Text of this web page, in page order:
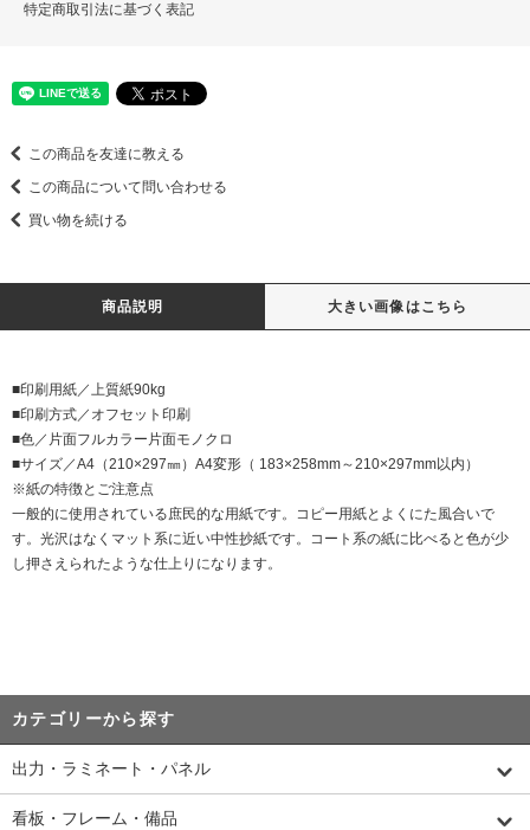
特定商取引法に基づく表記
この商品を友達に教える
この商品について問い合わせる
買い物を続ける
商品説明 大きい画像はこちら
■印刷用紙／上質紙90kg
■印刷方式／オフセット印刷
■色／片面フルカラー片面モノクロ
■サイズ／A4（210×297㎜）A4変形（ 183×258mm～210×297mm以内）
※紙の特徴とご注意点
一般的に使用されている庶民的な用紙です。コピー用紙とよくにた風合いで
す。光沢はなくマット系に近い中性抄紙です。コート系の紙に比べると色が少
し押さえられたような仕上りになります。
カテゴリーから探す
出力・ラミネート・パネル
看板・フレーム・備品